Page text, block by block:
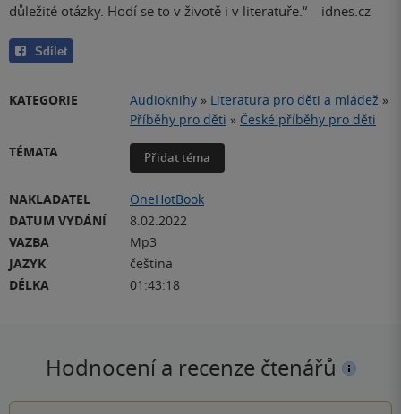
důležité otázky. Hodí se to v životě i v literatuře.“ – idnes.cz
Sdílet
KATEGORIE Audioknihy » Literatura pro děti a mládež »
Příběhy pro děti » České příběhy pro děti
TÉMATA
Přidat téma
NAKLADATEL
OneHotBook
DATUM VYDÁNÍ
8.02.2022
VAZBA
Mp3
JAZYK
čeština
DÉLKA
01:43:18
Hodnocení a recenze čtenářů